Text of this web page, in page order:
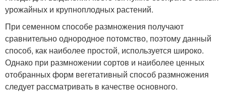
урожайных и крупноплодных растений.
При семенном способе размножения получают
сравнительно однородное потомство, поэтому данный
способ, как наиболее простой, используется широко.
Однако при размножении сортов и наиболее ценных
отобранных форм вегетативный способ размножения
следует рассматривать в качестве основного.